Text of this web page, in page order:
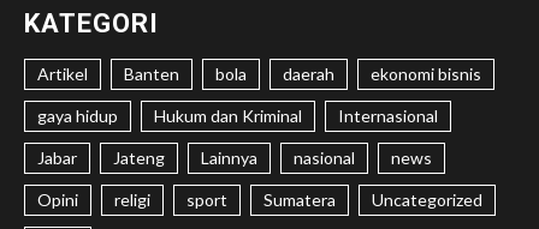
KATEGORI
Artikel Banten bola daerah ekonomi bisnis
gaya hidup Hukum dan Kriminal Internasional
Jabar Jateng Lainnya nasional news
Opini religi sport Sumatera Uncategorized